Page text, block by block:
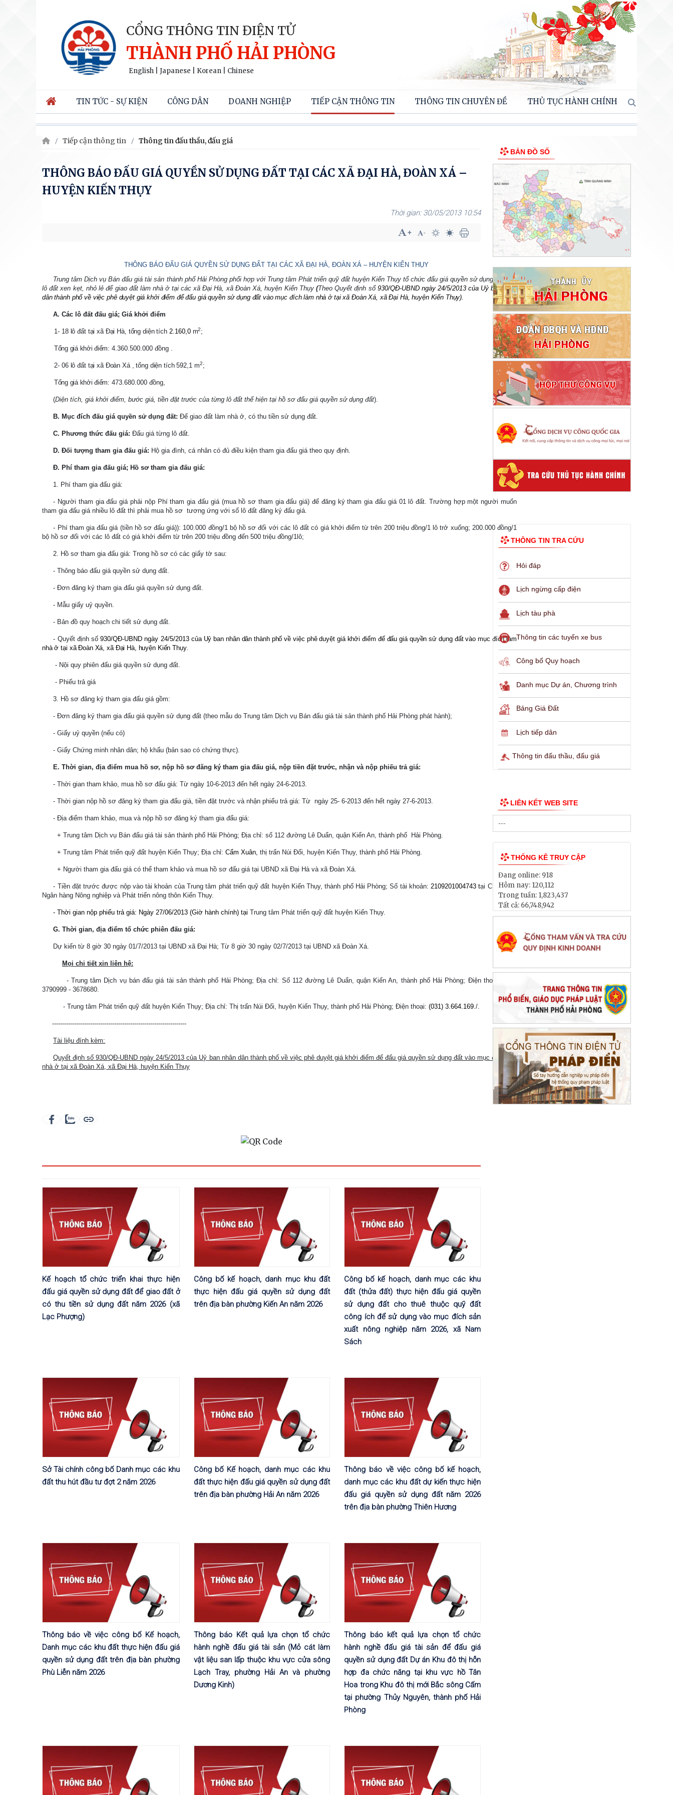
CỔNG THÔNG TIN ĐIỆN TỬ
THÀNH PHỐ HẢI PHÒNG
English Japanese Korean Chinese
TIN TỨC - SỰ KIỆN CÔNG DÂN DOANH NGHIỆP TIẾP CẬN THÔNG TIN THÔNG TIN CHUYÊN ĐỀ THỦ TỤC HÀNH CHÍNH
Tiếp cận thông tin Thông tin đấu thầu, đấu giá
THÔNG BÁO ĐẤU GIÁ QUYỀN SỬ DỤNG ĐẤT TẠI CÁC XÃ ĐẠI HÀ, ĐOÀN XÁ –
HUYỆN KIẾN THỤY
30/05/2013 10:54
THÔNG BÁO ĐẤU GIÁ QUYỀN SỬ DỤNG ĐẤT TẠI CÁC XÃ ĐẠI HÀ, ĐOÀN XÁ – HUYỆN KIẾN THỤY
Trung tâm Dịch vụ Bán đấu giá tài sản thành phố Hải Phòng phối hợp với Trung tâm Phát triển quỹ đất huyện Kiến Thụy tổ chức đấu giá quyền sử dụng đất các
lô đất xen kẹt, nhỏ lẻ để giao đất làm nhà ở tại các xã Đại Hà, xã Đoàn Xá, huyện Kiến Thụy (Theo Quyết định số 930/QĐ-UBND ngày 24/5/2013 của Uỷ ban nhân
dân thành phố về việc phê duyệt giá khởi điểm để đấu giá quyền sử dụng đất vào mục đích làm nhà ở tại xã Đoàn Xá, xã Đại Hà, huyện Kiến Thụy).
A. Các lô đất đấu giá; Giá khởi điểm
1- 18 lô đất tại xã Đại Hà, tổng diện tích 2.160,0 m2;
Tổng giá khởi điểm: 4.360.500.000 đồng .
2- 06 lô đất tại xã Đoàn Xá , tổng diện tích592,1 m2;
Tổng giá khởi điểm: 473.680.000 đồng,
(Diện tích, giá khởi điểm, bước giá, tiền đặt trước của từng lô đất thể hiện tại hồ sơ đấu giá quyền sử dụng đất).
B. Mục đích đấu giá quyền sử dụng đất: Để giao đất làm nhà ở, có thu tiền sử dụng đất.
C. Phương thức đấu giá: Đấu giá từng lô đất.
D. Đối tượng tham gia đấu giá: Hộ gia đình, cá nhân có đủ điều kiện tham gia đấu giá theo quy định.
Đ. Phí tham gia đấu giá; Hồ sơ tham gia đấu giá:
1. Phí tham gia đấu giá:
- Người tham gia đấu giá phải nộp Phí tham gia đấu giá (mua hồ sơ tham gia đấu giá) để đăng ký tham gia đấu giá 01 lô đất. Trường hợp một người muốn
tham gia đấu giá nhiều lô đất thì phải mua hồ sơ tương ứng với số lô đất đăng ký đấu giá.
- Phí tham gia đấu giá (tiền hồ sơ đấu giá)): 100.000 đồng/1 bộ hồ sơ đối với các lô đất có giá khởi điểm từ trên 200 triệu đồng/1 lô trở xuống; 200.000 đồng/1
bộ hồ sơ đối với các lô đất có giá khởi điểm từ trên 200 triệu đồng đến 500 triệu đồng/1lô;
2. Hồ sơ tham gia đấu giá: Trong hồ sơ có các giấy tờ sau:
- Thông báo đấu giá quyền sử dụng đất.
- Đơn đăng ký tham gia đấu giá quyền sử dụng đất.
- Mẫu giấy uỷ quyền.
- Bản đồ quy hoạch chi tiết sử dụng đất.
- Quyết định số930/QĐ-UBND ngày 24/5/2013của Uỷ ban nhân dân thành phố về việc phê duyệt giá khởi điểm để đấu giá quyền sử dụng đất vào mục đích làm
nhà ởtại xã Đoàn Xá, xã Đại Hà, huyện Kiến Thụy.
- Nội quy phiên đấu giá quyền sử dụng đất.
- Phiếu trả giá
3. Hồ sơ đăng ký tham gia đấu giá gồm:
- Đơn đăng ký tham gia đấu giá quyền sử dụng đất (theo mẫu do Trung tâm Dịch vụ Bán đấu giá tài sản thành phố Hải Phòng phát hành);
- Giấy uỷ quyền (nếu có)
- Giấy Chứng minh nhân dân; hộ khẩu (bản sao có chứng thực).
E. Thời gian, địa điểm mua hồ sơ, nộp hồ sơ đăng ký tham gia đấu giá, nộp tiền đặt trước, nhận và nộp phiếu trả giá:
- Thời gian tham khảo, mua hồ sơ đấu giá: Từ ngày 10-6-2013 đến hết ngày 24-6-2013.
- Thời gian nộp hồ sơ đăng ký tham gia đấu giá, tiền đặt trước và nhận phiếu trả giá: Từ ngày 25- 6-2013 đến hết ngày 27-6-2013.
- Địa điểm tham khảo, mua và nộp hồ sơ đăng ký tham gia đấu giá:
+ Trung tâm Dịch vụ Bán đấu giá tài sản thành phố Hải Phòng; Địa chỉ: số 112 đường Lê Duẩn, quận Kiến An, thành phố Hải Phòng.
+ Trung tâm Phát triển quỹ đất huyện Kiến Thụy; Địa chỉ:Cẩm Xuân, thị trấn Núi Đối, huyện Kiến Thụy, thành phố Hải Phòng.
+ Người tham gia đấu giá có thể tham khảo và mua hồ sơ đấu giá tại UBND xã Đại Hà và xã Đoàn Xá.
- Tiền đặt trước được nộp vào tài khoản của Trung tâm phát triển quỹ đất huyện Kiến Thụy, thành phố Hải Phòng; Số tài khoản:2109201004743 tại Chi nhánh
Ngân hàng Nông nghiệp và Phát triển nông thôn Kiến Thụy.
- Thời gian nộp phiếu trả giá: Ngày 27/06/2013 (Giờ hành chính) tại Trung tâm Phát triển quỹ đất huyện Kiến Thụy.
G. Thời gian, địa điểm tổ chức phiên đấu giá:
Dự kiến từ 8 giờ 30 ngày 01/7/2013 tại UBND xã Đại Hà; Từ 8 giờ 30 ngày 02/7/2013 tại UBND xã Đoàn Xá.
Mọi chi tiết xin liên hệ:
- Trung tâm Dịch vụ bán đấu giá tài sản thành phố Hải Phòng; Địa chỉ: Số 112 đường Lê Duẩn, quận Kiến An, thành phố Hải Phòng; Điện thoại: (031)
3790999 - 3678680.
- Trung tâm Phát triển quỹ đất huyện Kiến Thụy; Địa chỉ: Thị trấn Núi Đối, huyện Kiến Thụy, thành phố Hải Phòng; Điện thoại:(031) 3.664.169./.
-------------------------------------------------------------------
Tài liệu đính kèm:
Quyết định số 930/QĐ-UBND ngày 24/5/2013 của Uỷ ban nhân dân thành phố về việc phê duyệt giá khởi điểm để đấu giá quyền sử dụng đất vào mục đích làm
nhà ở tại xã Đoàn Xá, xã Đại Hà, huyện Kiến Thụy
Kế hoạch tổ chức triển khai thực hiện
đấu giá quyền sử dụng đất để giao đất ở
có thu tiền sử dụng đất năm 2026 (xã
Lạc Phượng)
Công bố kế hoạch, danh mục khu đất
thực hiện đấu giá quyền sử dụng đất
trên địa bàn phường Kiến An năm 2026
Công bố kế hoạch, danh mục các khu
đất (thửa đất) thực hiện đấu giá quyền
sử dụng đất cho thuê thuộc quỹ đất
công ích để sử dụng vào mục đích sản
xuất nông nghiệp năm 2026, xã Nam
Sách
Sở Tài chính công bố Danh mục các khu
đất thu hút đầu tư đợt 2 năm 2026
Công bố Kế hoạch, danh mục các khu
đất thực hiện đấu giá quyền sử dụng đất
trên địa bàn phường Hải An năm 2026
Thông báo về việc công bố kế hoạch,
danh mục các khu đất dự kiến thực hiện
đấu giá quyền sử dụng đất năm 2026
trên địa bàn phường Thiên Hương
Thông báo về việc công bố Kế hoạch,
Danh mục các khu đất thực hiện đấu giá
quyền sử dụng đất trên địa bàn phường
Phù Liễn năm 2026
Thông báo Kết quả lựa chọn tổ chức
hành nghề đấu giá tài sản (Mỏ cát làm
vật liệu san lấp thuộc khu vực cửa sông
Lạch Tray, phường Hải An và phường
Dương Kinh)
Thông báo kết quả lựa chọn tổ chức
hành nghề đấu giá tài sản để đấu giá
quyền sử dụng đất Dự án Khu đô thị hỗn
hợp đa chức năng tại khu vực hồ Tân
Hoa trong Khu đô thị mới Bắc sông Cấm
tại phường Thủy Nguyên, thành phố Hải
Phòng
BẢN ĐỒ SỐ
THÔNG TIN TRA CỨU
Hỏi đáp
Lịch ngừng cấp điện
Lịch tàu phà
Thông tin các tuyến xe bus
Công bố Quy hoạch
Danh mục Dự án, Chương trình
Bảng Giá Đất
Lịch tiếp dân
Thông tin đấu thầu, đấu giá
LIÊN KẾT WEB SITE
THỐNG KÊ TRUY CẬP
Đang online: 918
Hôm nay: 120,112
Trong tuần: 1,823,437
Tất cả: 66,748,942